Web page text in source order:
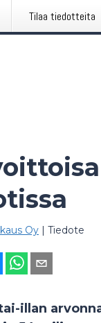
Tilaa tiedotteita
Oy | Tiedote
illan